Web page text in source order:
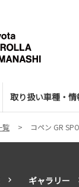
取り扱い車種・情
覧 コペン GR
ギャラリー